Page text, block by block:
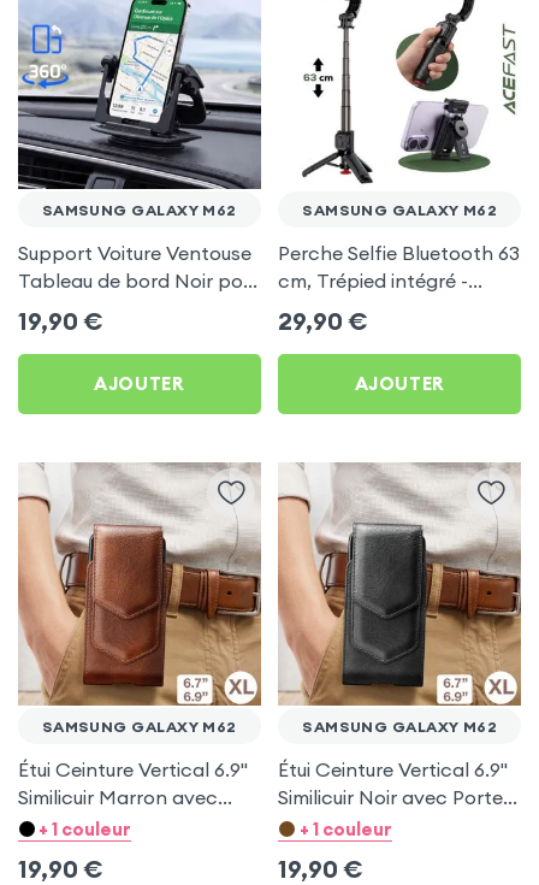
SAMSUNG GALAXY M62
Support Voiture Ventouse
Tableau de bord Noir pour
Samsung Galaxy M62
19,90 €
AJOUTER
SAMSUNG GALAXY M62
Perche Selfie Bluetooth 63
cm, Trépied intégré -
Acefast pour Samsung
Galaxy M62
29,90 €
AJOUTER
SAMSUNG GALAXY M62
Étui Ceinture Vertical 6.9''
Similicuir Marron avec
Porte carte pour Samsung
+ 1 couleur
19,90 €
SAMSUNG GALAXY M62
Étui Ceinture Vertical 6.9''
Similicuir Noir avec Porte
carte pour Samsung
+ 1 couleur
19,90 €